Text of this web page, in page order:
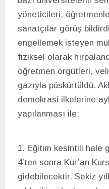
yöneticileri,
sanatçılar görüş
engellemek isteyen
fiziksel olarak
öğretmen örgütleri,
gazıyla püskürtüldü.
demokrasi ilkelerine
yapılanması ile;
1. Eğitim kesintili hale
4’ten sonra Kur’an
gidebilecektir. Sekiz